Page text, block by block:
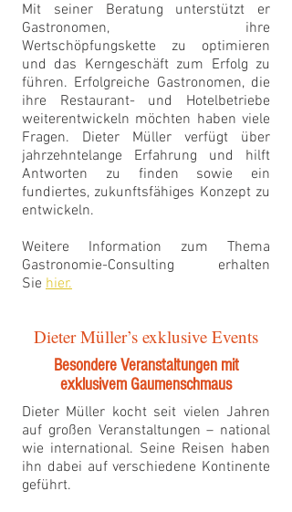
Mit seiner Beratung unterstützt er
Gastronomen, ihre
Wertschöpfungskette zu optimieren
und das Kerngeschäft zum Erfolg zu
führen. Erfolgreiche Gastronomen, die
ihre Restaurant- und Hotelbetriebe
weiterentwickeln möchten haben viele
Fragen. Dieter Müller verfügt über
jahrzehntelange Erfahrung und hilft
Antworten zu finden sowie ein
fundiertes, zukunftsfähiges Konzept zu
entwickeln.
Weitere Information zum Thema
Gastronomie-Consulting erhalten
Sie hier.
Dieter Müller’s exklusive Events
Besondere Veranstaltungen mit
exklusivem Gaumenschmaus
Dieter Müller kocht seit vielen Jahren
auf großen Veranstaltungen – national
wie international. Seine Reisen haben
ihn dabei auf verschiedene Kontinente
geführt.